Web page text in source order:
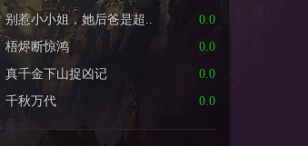
0.0
别惹小小姐，她后爸是超..
0.0
梧烬断惊鸿
0.0
真千金下山捉凶记
0.0
千秋万代